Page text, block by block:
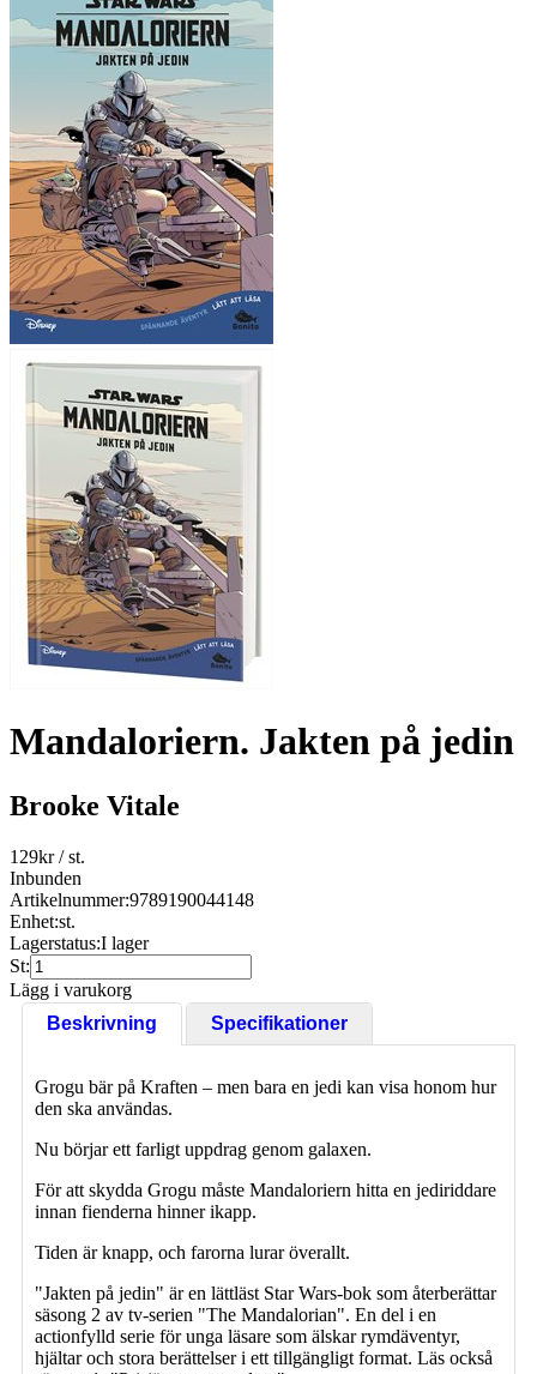
Mandaloriern. Jakten på jedin
Brooke Vitale
129kr/ st.
Inbunden
Artikelnummer:9789190044148
Enhet:st.
Lagerstatus:I lager
St:
Lägg i varukorg
Beskrivning
Specifikationer
Grogu bär på Kraften – men bara en jedi kan visa honom hur
den ska användas.
Nu börjar ett farligt uppdrag genom galaxen.
För att skydda Grogu måste Mandaloriern hitta en jediriddare
innan fienderna hinner ikapp.
Tiden är knapp, och farorna lurar överallt.
"Jakten på jedin" är en lättläst Star Wars-bok som återberättar
säsong 2 av tv-serien "The Mandalorian". En del i en
actionfylld serie för unga läsare som älskar rymdäventyr,
hjältar och stora berättelser i ett tillgängligt format. Läs också